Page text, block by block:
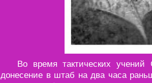
Во время тактических учений
донесение в штаб на два часа